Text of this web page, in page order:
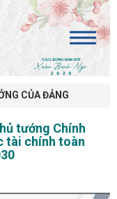
CỦA ĐẢNG
tướng Chính
tài chính toàn